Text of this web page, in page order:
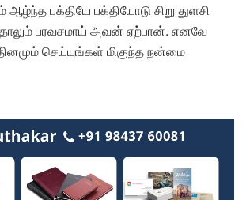
ஆழ்ந்த பக்தியே பக்தியோடு சிறு துளசி
பரவசமாய் அவன் ஏற்பான். எனவே
செய்யுங்கள் மிகுந்த நன்மை